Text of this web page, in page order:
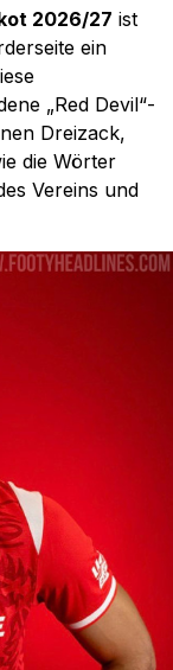
2026/27 ist
ein
„Red Devil“-
Dreizack,
die Wörter
Vereins und